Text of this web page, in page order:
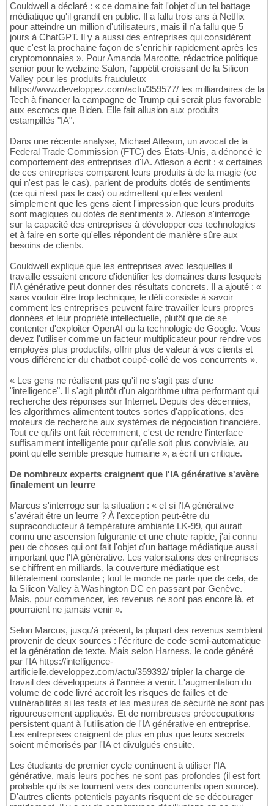
Couldwell a déclaré : « ce domaine fait l'objet d'un tel battage
médiatique qu'il grandit en public. Il a fallu trois ans à Netflix
pour atteindre un million d'utilisateurs, mais il n'a fallu que 5
jours à ChatGPT. Il y a aussi des entreprises qui considèrent
que c'est la prochaine façon de s'enrichir rapidement après les
cryptomonnaies ». Pour Amanda Marcotte, rédactrice politique
senior pour le webzine Salon, l'appétit croissant de la Silicon
Valley pour les produits frauduleux
https://www.developpez.com/actu/359577/ les milliardaires de la
Tech à financer la campagne de Trump qui serait plus favorable
aux escrocs que Biden. Elle fait allusion aux produits
estampillés "IA".
Dans une récente analyse, Michael Atleson, un avocat de la
Federal Trade Commission (FTC) des États-Unis, a dénoncé le
comportement des entreprises d'IA. Atleson a écrit : « certaines
de ces entreprises comparent leurs produits à de la magie (ce
qui n'est pas le cas), parlent de produits dotés de sentiments
(ce qui n'est pas le cas) ou admettent qu'elles veulent
simplement que les gens aient l'impression que leurs produits
sont magiques ou dotés de sentiments ». Atleson s'interroge
sur la capacité des entreprises à développer ces technologies
et à faire en sorte qu'elles répondent de manière sûre aux
besoins de clients.
Couldwell explique que les entreprises avec lesquelles il
travaille essaient encore d'identifier les domaines dans lesquels
l'IA générative peut donner des résultats concrets. Il a ajouté : «
sans vouloir être trop technique, le défi consiste à savoir
comment les entreprises peuvent faire travailler leurs propres
données et leur propriété intellectuelle, plutôt que de se
contenter d'exploiter OpenAI ou la technologie de Google. Vous
devez l'utiliser comme un facteur multiplicateur pour rendre vos
employés plus productifs, offrir plus de valeur à vos clients et
vous différencier du chatbot coupé-collé de vos concurrents ».
« Les gens ne réalisent pas qu'il ne s'agit pas d'une
"intelligence". Il s'agit plutôt d'un algorithme ultra performant qui
recherche des réponses sur Internet. Depuis des décennies,
les algorithmes alimentent toutes sortes d'applications, des
moteurs de recherche aux systèmes de négociation financière.
Tout ce qu'ils ont fait récemment, c'est de rendre l'interface
suffisamment intelligente pour qu'elle soit plus conviviale, au
point qu'elle semble presque humaine », a écrit un critique.
De nombreux experts craignent que l'IA générative s'avère
finalement un leurre
Marcus s'interroge sur la situation : « et si l'IA générative
s'avérait être un leurre ? À l'exception peut-être du
supraconducteur à température ambiante LK-99, qui aurait
connu une ascension fulgurante et une chute rapide, j'ai connu
peu de choses qui ont fait l'objet d'un battage médiatique aussi
important que l'IA générative. Les valorisations des entreprises
se chiffrent en milliards, la couverture médiatique est
littéralement constante ; tout le monde ne parle que de cela, de
la Silicon Valley à Washington DC en passant par Genève.
Mais, pour commencer, les revenus ne sont pas encore là, et
pourraient ne jamais venir ».
Selon Marcus, jusqu'à présent, la plupart des revenus semblent
provenir de deux sources : l'écriture de code semi-automatique
et la génération de texte. Mais selon Harness, le code généré
par l'IA https://intelligence-
artificielle.developpez.com/actu/359392/ tripler la charge de
travail des développeurs à l'année à venir. L'augmentation du
volume de code livré accroît les risques de failles et de
vulnérabilités si les tests et les mesures de sécurité ne sont pas
rigoureusement appliqués. Et de nombreuses préoccupations
persistent quant à l'utilisation de l'IA générative en entreprise.
Les entreprises craignent de plus en plus que leurs secrets
soient mémorisés par l'IA et divulgués ensuite.
Les étudiants de premier cycle continuent à utiliser l'IA
générative, mais leurs poches ne sont pas profondes (il est fort
probable qu'ils se tournent vers des concurrents open source).
D'autres clients potentiels payants risquent de se décourager